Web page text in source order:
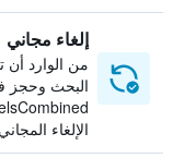
إلغاء مجاني
من الوارد
البحث وحجز
الإلغاء المجاني